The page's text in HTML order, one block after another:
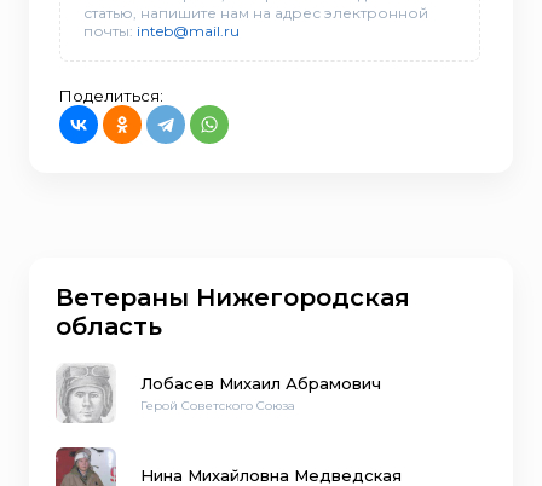
статью, напишите нам на адрес электронной
почты: inteb@mail.ru
Поделиться:
Ветераны Нижегородская
область
Лобасев Михаил Абрамович
Герой Советского Союза
Нина Михайловна Медведская